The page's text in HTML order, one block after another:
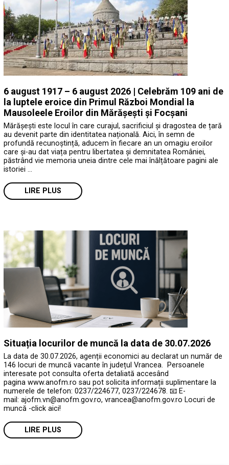
6 august 1917 – 6 august 2026 | Celebrăm 109 ani de
la luptele eroice din Primul Război Mondial la
Mausoleele Eroilor din Mărășești și Focșani
Mărășești este locul în care curajul, sacrificiul și dragostea de țară
au devenit parte din identitatea națională. Aici, în semn de
profundă recunoștință, aducem în fiecare an un omagiu eroilor
care și-au dat viața pentru libertatea și demnitatea României,
păstrând vie memoria uneia dintre cele mai înălțătoare pagini ale
istoriei …
LIRE PLUS
Situația locurilor de muncă la data de 30.07.2026
La data de 30.07.2026, agenții economici au declarat un număr de
146 locuri de muncă vacante în județul Vrancea. Persoanele
interesate pot consulta oferta detaliată accesând
pagina www.anofm.ro sau pot solicita informații suplimentare la
numerele de telefon: 0237/224677, 0237/224678. 📧 E-
mail: ajofm.vn@anofm.gov.ro, vrancea@anofm.gov.ro Locuri de
muncă -click aici!
LIRE PLUS